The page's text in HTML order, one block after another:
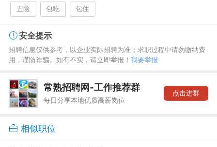
五险 包吃 包住
安全提示
招聘信息仅供参考，以企业实际招聘为准；求职过程中请勿缴纳费
用，谨防诈骗。如有不实，请立即举报！ 我要举报
常熟招聘网-工作推荐群
每日分享本地优质高薪岗位
点击进群
相似职位